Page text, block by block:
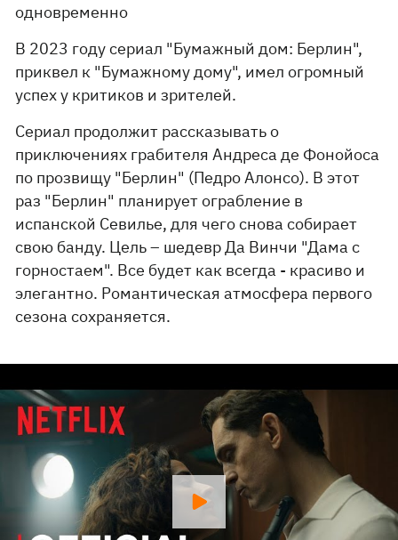
одновременно
В 2023 году сериал "Бумажный дом: Берлин",
приквел к "Бумажному дому", имел огромный
успех у критиков и зрителей.
Сериал продолжит рассказывать о
приключениях грабителя Андреса де Фонойоса
по прозвищу "Берлин" (Педро Алонсо). В этот
раз "Берлин" планирует ограбление в
испанской Севилье, для чего снова собирает
свою банду. Цель – шедевр Да Винчи "Дама с
горностаем". Все будет как всегда - красиво и
элегантно. Романтическая атмосфера первого
сезона сохраняется.